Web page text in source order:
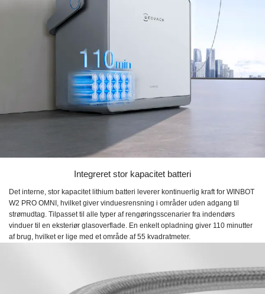
Integreret stor kapacitet batteri
Det interne, stor kapacitet lithium batteri leverer kontinuerlig kraft for WINBOT
W2 PRO OMNI, hvilket giver vinduesrensning i områder uden adgang til
strømudtag. Tilpasset til alle typer af rengøringsscenarier fra indendørs
vinduer til en eksteriør glasoverflade. En enkelt opladning giver 110 minutter
af brug, hvilket er lige med et område af 55 kvadratmeter.